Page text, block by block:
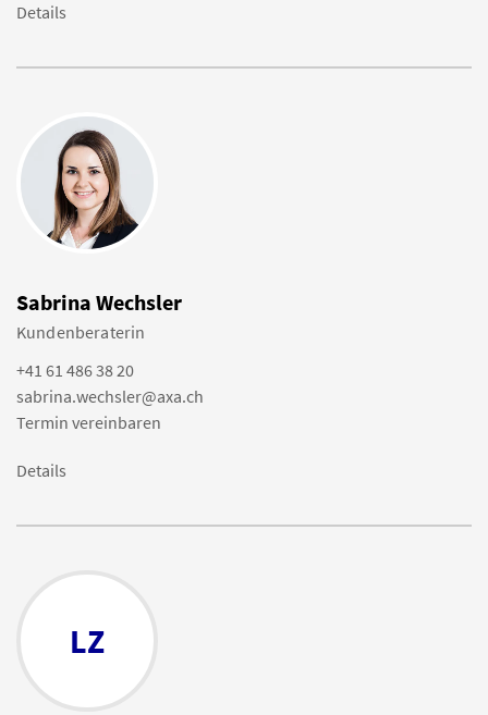
Details
Sabrina Wechsler
Kundenberaterin
+41 61 486 38 20
sabrina.wechsler@axa.ch
Termin vereinbaren
Details
LZ